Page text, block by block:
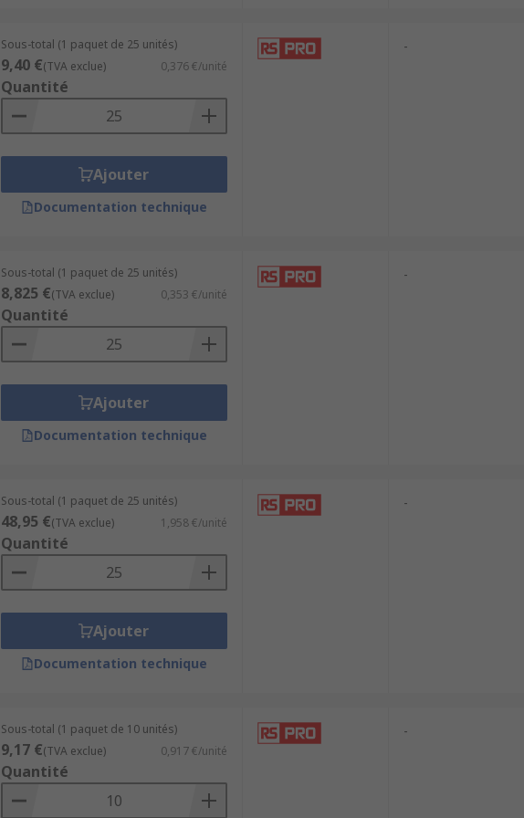
Sous-total (1 paquet de 25 unités)
9,40 €(TVA exclue) 0,376 €/unité
Quantité
Ajouter
Documentation technique
-
Sous-total (1 paquet de 25 unités)
8,825 €(TVA exclue) 0,353 €/unité
Quantité
Ajouter
Documentation technique
-
Sous-total (1 paquet de 25 unités)
48,95 €(TVA exclue) 1,958 €/unité
Quantité
Ajouter
Documentation technique
-
Sous-total (1 paquet de 10 unités)
9,17 €(TVA exclue) 0,917 €/unité
Quantité
-